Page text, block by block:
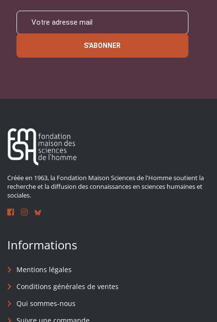
S'ABONNER
Créée en 1963, la Fondation Maison Sciences de l'Homme soutient la
recherche et la diffusion des connaissances en sciences humaines et
sociales.
Informations
Mentions légales
Conditions générales de ventes
Qui sommes-nous